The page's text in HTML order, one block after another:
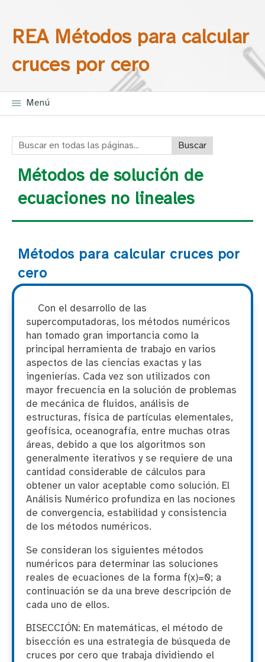
páginas
REA Métodos para calcular
cruces por cero
Menú
Buscar en todas las páginas:
Métodos de solución de
ecuaciones no lineales
Métodos para calcular cruces por
cero
Con el desarrollo de las
supercomputadoras, los métodos numéricos
han tomado gran importancia como la
principal herramienta de trabajo en varios
aspectos de las ciencias exactas y las
ingenierías. Cada vez son utilizados con
mayor frecuencia en la solución de problemas
de mecánica de fluidos, análisis de
estructuras, física de partículas elementales,
geofísica, oceanografía, entre muchas otras
áreas, debido a que los algoritmos son
generalmente iterativos y se requiere de una
cantidad considerable de cálculos para
obtener un valor aceptable como solución. El
Análisis Numérico profundiza en las nociones
de convergencia, estabilidad y consistencia
de los métodos numéricos.
Se consideran los siguientes métodos
numéricos para determinar las soluciones
reales de ecuaciones de la forma f(x)=0; a
continuación se da una breve descripción de
cada uno de ellos.
BISECCIÓN: En matemáticas, el método de
bisección es una estrategia de búsqueda de
cruces por cero que trabaja dividiendo el